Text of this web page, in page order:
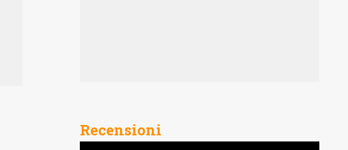
Recensioni